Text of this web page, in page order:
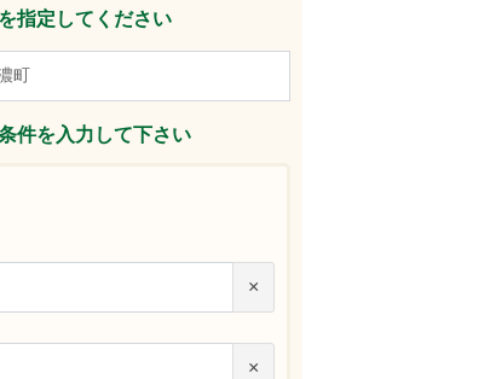
指定してください
件を入力して下さい
×
×